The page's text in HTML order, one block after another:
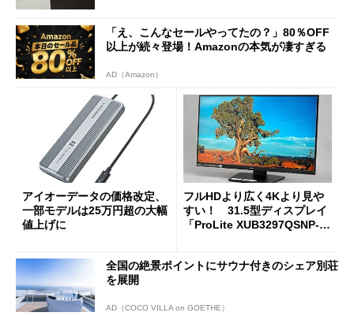
「え、こんなセールやってたの？」80％OFF
以上が続々登場！Amazonの本気が凄すぎる
AD（Amazon）
アイオーデータの価格改定、
一部モデルは25万円超の大幅
値上げに
フルHDより広く4Kより見や
すい！ 31.5型ディスプレイ
「ProLite XUB3297QSNP-B
全国の絶景ポイントにサウナ付きのシェア別荘
を展開
AD（COCO VILLA on GOETHE）